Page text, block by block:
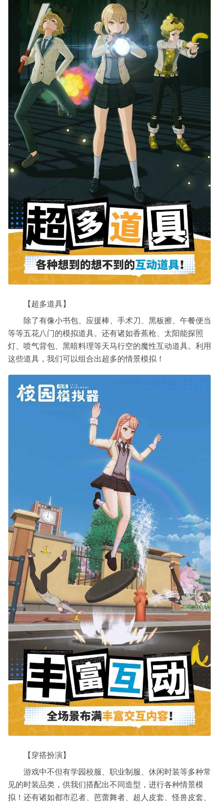
【超多道具】
除了有像小书包、应援棒、手术刀、黑板擦、午餐便当
等等五花八门的模拟道具。还有诸如香蕉枪、太阳能探照
灯、喷气背包、黑暗料理等天马行空的魔性互动道具。利用
这些道具，我们可以组合出超多的情景模拟！
【穿搭扮演】
游戏中不但有学园校服、职业制服、休闲时装等多种常
见的时装品类，供我们搭配出不同造型，进行各种情景模
拟！还有诸如都市忍者、芭蕾舞者、超人皮套、怪兽皮套、